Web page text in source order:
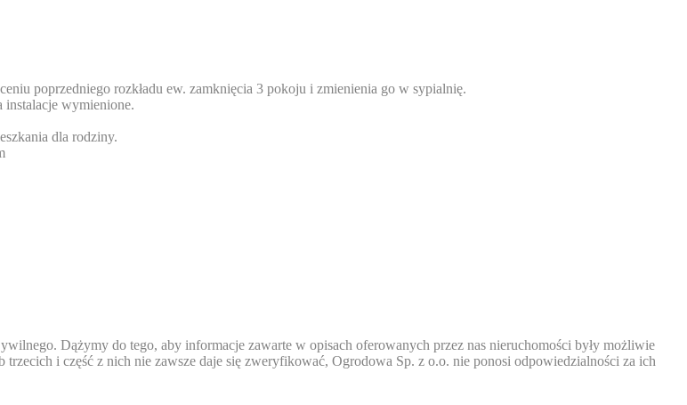
poprzedniego rozkładu ew. zamknięcia 3 pokoju i zmienienia go w sypialnię.
wymienione.
dla rodziny.
Dążymy do tego, aby informacje zawarte w opisach oferowanych przez nas nieruchomości były możliwie
i część z nich nie zawsze daje się zweryfikować, Ogrodowa Sp. z o.o. nie ponosi odpowiedzialności za ich